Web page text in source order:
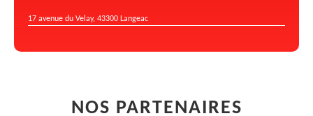
17 avenue du Velay, 43300 Langeac
NOS PARTENAIRES